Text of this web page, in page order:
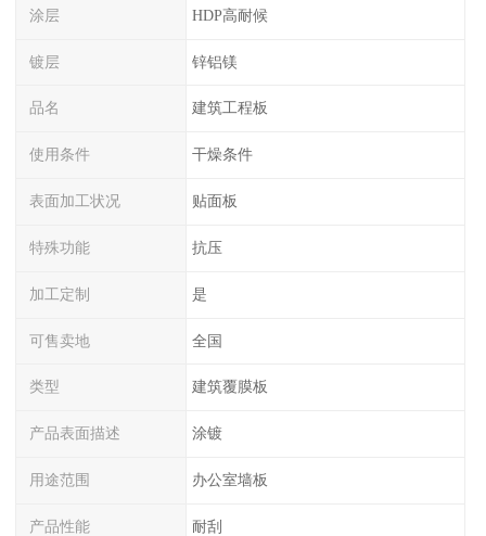
涂层 HDP高耐候
镀层 锌铝镁
品名 建筑工程板
使用条件 干燥条件
表面加工状况 贴面板
特殊功能 抗压
加工定制 是
可售卖地 全国
类型 建筑覆膜板
产品表面描述 涂镀
用途范围 办公室墙板
产品性能 耐刮